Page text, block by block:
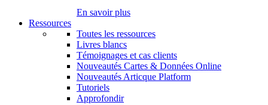
En savoir plus
Ressources
Toutes les ressources
Livres blancs
Témoignages et cas clients
Nouveautés Cartes & Données Online
Nouveautés Articque Platform
Tutoriels
Approfondir